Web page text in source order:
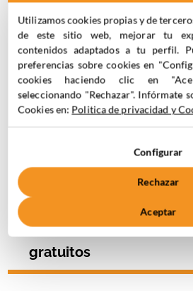
los
Ver más
Descubre todos
gratuitos
Utilizamos cookies propias y de
de este sitio web, mejorar tu
contenidos adaptados a tu perfil.
preferencias sobre cookies en
cookies haciendo clic en
seleccionando "Rechazar". Infórmate
Cookies en: Politica de privacidad y
Configurar
Rechazar
Aceptar